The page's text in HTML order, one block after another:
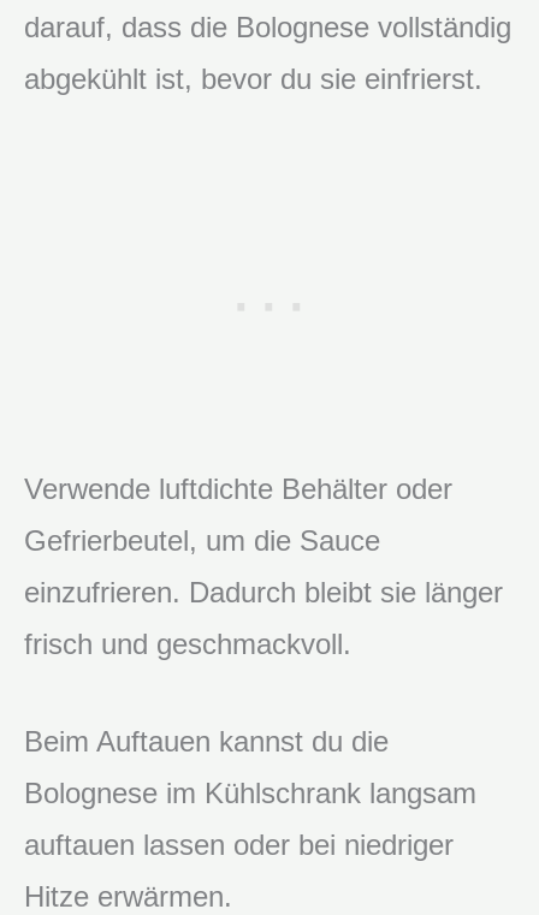
darauf, dass die Bolognese vollständig
abgekühlt ist, bevor du sie einfrierst.
Verwende luftdichte Behälter oder
Gefrierbeutel, um die Sauce
einzufrieren. Dadurch bleibt sie länger
frisch und geschmackvoll.
Beim Auftauen kannst du die
Bolognese im Kühlschrank langsam
auftauen lassen oder bei niedriger
Hitze erwärmen.